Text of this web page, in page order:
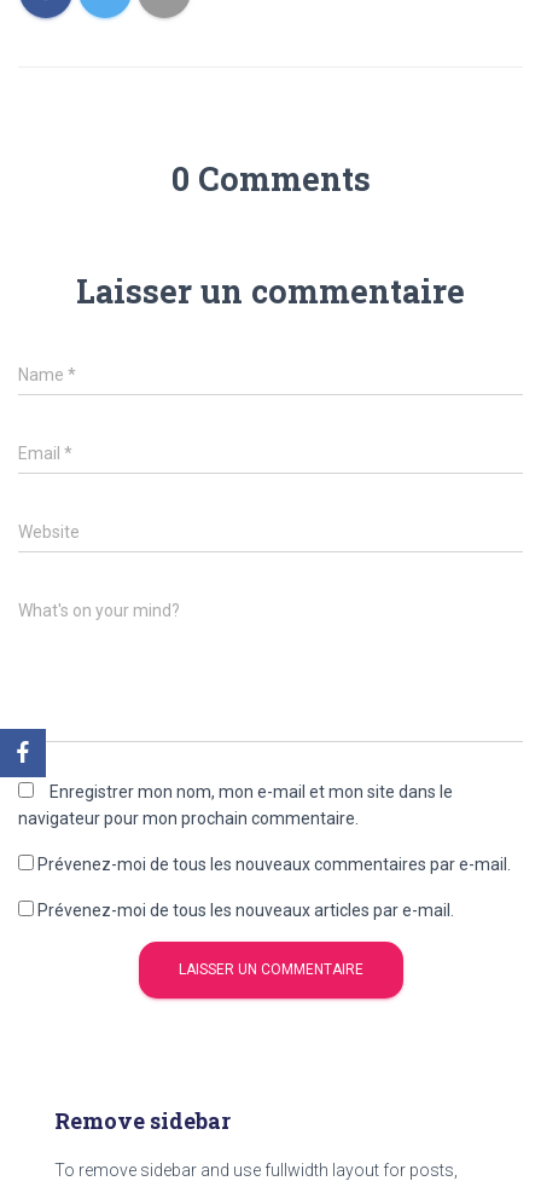
0 Comments
Laisser un commentaire
Name *
Email *
Website
What's on your mind?
Enregistrer mon nom, mon e-mail et mon site dans le
navigateur pour mon prochain commentaire.
Prévenez-moi de tous les nouveaux commentaires par e-mail.
Prévenez-moi de tous les nouveaux articles par e-mail.
Remove sidebar
To remove sidebar and use fullwidth layout for posts,